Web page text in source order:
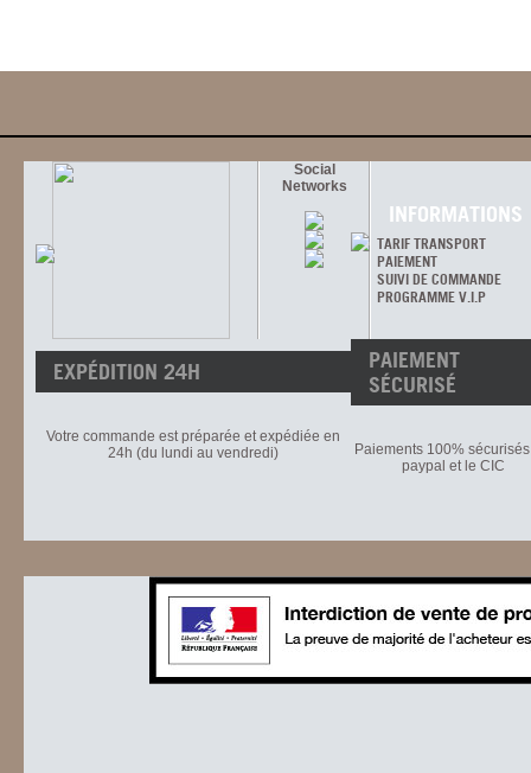
Social
Networks
INFORMATIONS
TARIF TRANSPORT
PAIEMENT
SUIVI DE COMMANDE
PROGRAMME V.I.P
EXPÉDITION 24H
Votre commande est préparée et expédiée en
24h (du lundi au vendredi)
PAIEMENT
SÉCURISÉ
Paiements 100%
paypal et le CIC